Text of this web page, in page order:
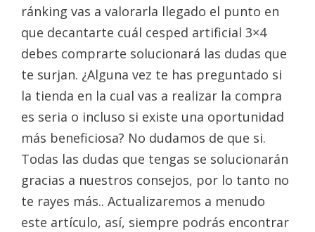
ránking vas a valorarla llegado el punto en
que decantarte cuál cesped artificial 3×4
debes comprarte solucionará las dudas que
te surjan. ¿Alguna vez te has preguntado si
la tienda en la cual vas a realizar la compra
es seria o incluso si existe una oportunidad
más beneficiosa? No dudamos de que si.
Todas las dudas que tengas se solucionarán
gracias a nuestros consejos, por lo tanto no
te rayes más.. Actualizaremos a menudo
este artículo, así, siempre podrás encontrar